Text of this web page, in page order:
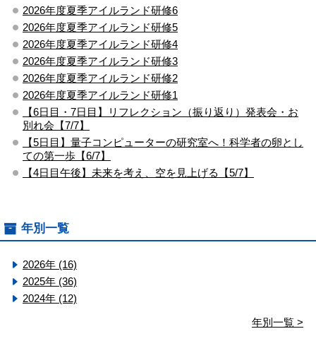
2026年度夏季アイルランド研修6
2026年度夏季アイルランド研修5
2026年度夏季アイルランド研修4
2026年度夏季アイルランド研修3
2026年度夏季アイルランド研修2
2026年度夏季アイルランド研修1
【6日目・7日目】リフレクション（振り返り）発表会・お
別れ会【7/7】
【5日目】量子コンピューターの研究室へ！科学者の卵とし
ての第一歩【6/7】
【4日目午後】未来を考え、空を見上げる【5/7】
年別一覧
2026年 (16)
2025年 (36)
2024年 (12)
年別一覧 >